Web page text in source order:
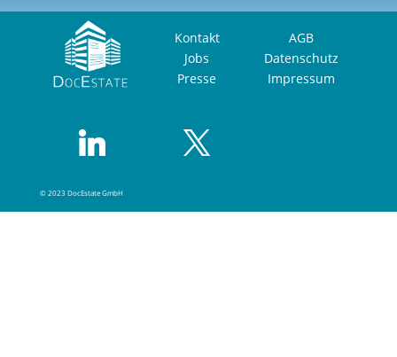
Kontakt
Jobs
Presse
AGB
Datenschutz
Impressum
© 2023 DocEstate GmbH